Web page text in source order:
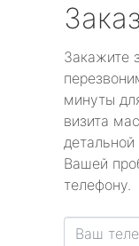
Закажите
минуты
визита
Вашей
телефону.